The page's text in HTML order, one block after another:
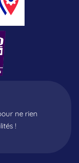
ne rien
!